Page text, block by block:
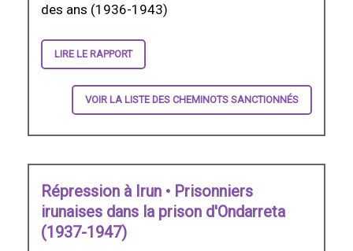
des ans (1936-1943)
LIRE LE RAPPORT
VOIR LA LISTE DES CHEMINOTS SANCTIONNÉS
Répression à Irun • Prisonniers
irunaises dans la prison d'Ondarreta
(1937-1947)